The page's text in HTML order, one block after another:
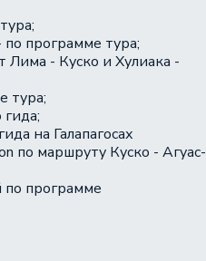
программе тура;
Лима - Куско и Хулиака -
тура;
гида;
на Галапагосах
по маршруту Куско - Агуас-
программе